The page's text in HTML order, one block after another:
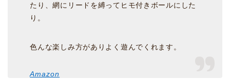
たり、網にリードを縛ってヒモ付きボールにした
り。
色んな楽しみ方がありよく遊んでくれます。
Amazon